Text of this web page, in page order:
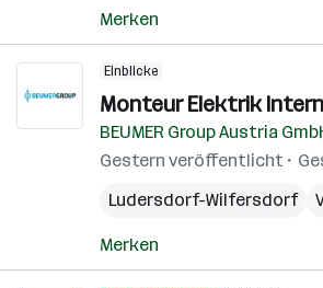
Merken
Einblicke
Monteur Elektrik
BEUMER Group Austria
Gestern veröffentlicht
Ludersdorf-Wilfersdorf
Merken